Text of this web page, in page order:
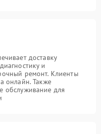
доставку
и
ремонт. Клиенты
онлайн. Также
обслуживание для